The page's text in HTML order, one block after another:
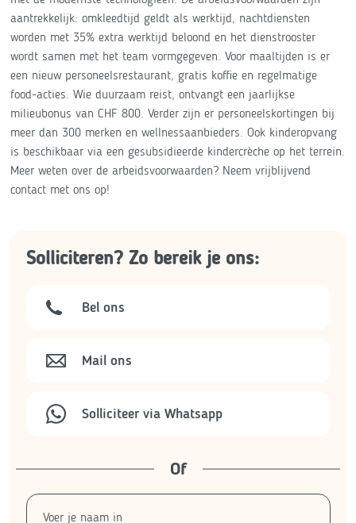
aantrekkelijk: omkleedtijd geldt als werktijd, nachtdiensten
worden met 35% extra werktijd beloond en het dienstrooster
wordt samen met het team vormgegeven. Voor maaltijden is er
een nieuw personeelsrestaurant, gratis koffie en regelmatige
food-acties. Wie duurzaam reist, ontvangt een jaarlijkse
milieubonus van CHF 800. Verder zijn er personeelskortingen bij
meer dan 300 merken en wellnessaanbieders. Ook kinderopvang
is beschikbaar via een gesubsidieerde kindercrèche op het terrein.
Meer weten over de arbeidsvoorwaarden? Neem vrijblijvend
contact met ons op!
Solliciteren? Zo bereik je ons:
Bel ons
Mail ons
Solliciteer via Whatsapp
Of